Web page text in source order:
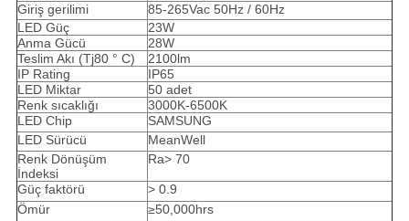
Giriş gerilimi
85-265Vac 50Hz / 60Hz
LED Güç
23W
Anma Gücü
28W
Teslim Akı (Tj80 ° C)
2100lm
IP Rating
IP65
LED Miktar
50 adet
Renk sıcaklığı
3000K-6500K
LED Chip
SAMSUNG
LED Sürücü
MeanWell
Renk Dönüşüm
İndeksi
Ra> 70
Güç faktörü
> 0.9
Ömür
≥50,000hrs